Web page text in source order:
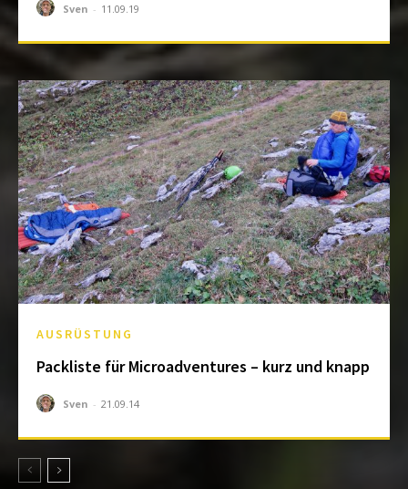
Sven - 11.09.19
AUSRÜSTUNG
Packliste für Microadventures – kurz und knapp
Sven - 21.09.14